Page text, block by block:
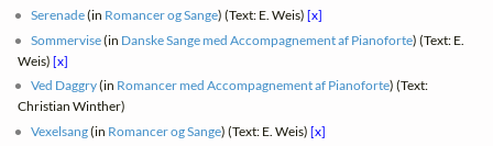
Serenade(in Romancer og Sange) (Text: E. Weis)[x]
Sommervise(in Danske Sange med Accompagnement af Pianoforte) (Text: E.
Weis)[x]
Ved Daggry(in Romancer med Accompagnement af Pianoforte) (Text:
Christian Winther)
Vexelsang(in Romancer og Sange) (Text: E. Weis)[x]